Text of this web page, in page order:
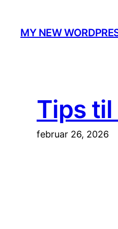
indhold
MY NEW
Tips
februar 26, 2026